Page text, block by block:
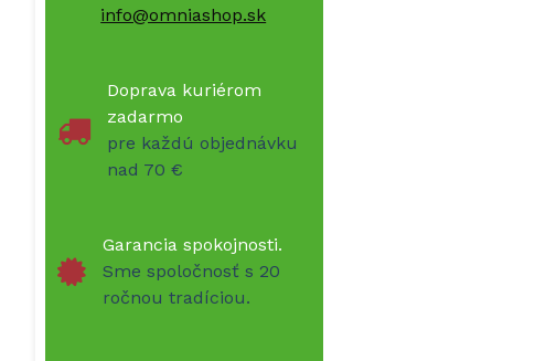
info@omniashop.sk
Doprava kuriérom
zadarmo
pre každú objednávku
nad 70 €
Garancia spokojnosti.
Sme spoločnosť s 20
ročnou tradíciou.